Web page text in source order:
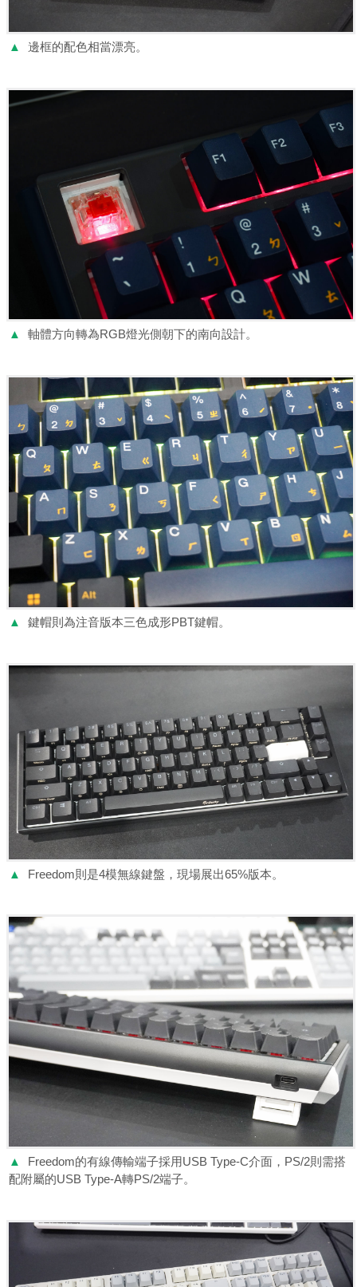
▲ 邊框的配色相當漂亮。
▲ 軸體方向轉為RGB燈光側朝下的南向設計。
▲ 鍵帽則為注音版本三色成形PBT鍵帽。
▲ Freedom則是4模無線鍵盤，現場展出65%版本。
▲
Freedom的有線傳輸端子採用USB Type-C介面，PS/2則需搭
配附屬的USB Type-A轉PS/2端子。